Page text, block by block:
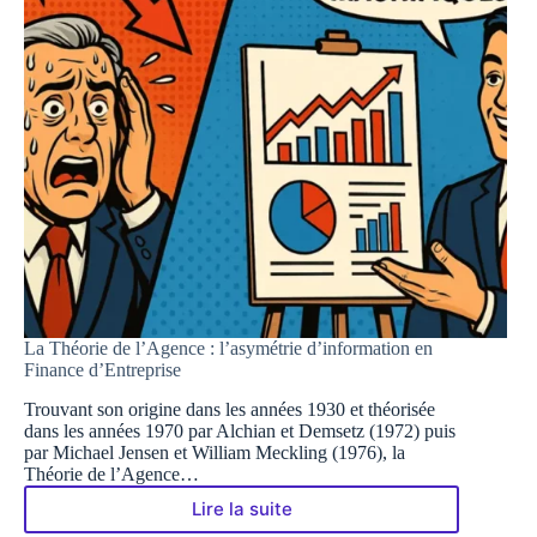
La Théorie de l’Agence : l’asymétrie d’information en
Finance d’Entreprise
Trouvant son origine dans les années 1930 et théorisée
dans les années 1970 par Alchian et Demsetz (1972) puis
par Michael Jensen et William Meckling (1976), la
Théorie de l’Agence…
Lire la suite
La